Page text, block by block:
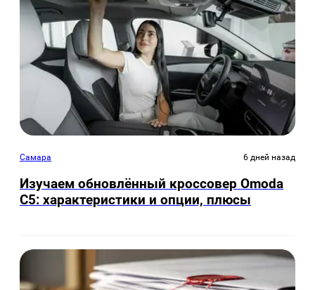
Самара 6 дней назад
Изучаем обновлённый кроссовер Omoda
C5: характеристики и опции, плюсы